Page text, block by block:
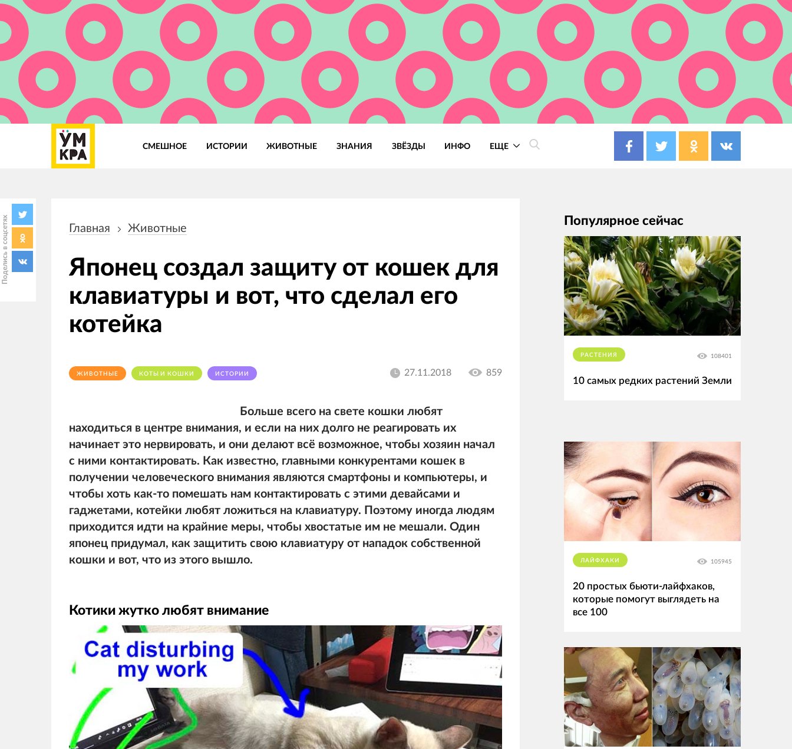
СМЕШНОЕ ИСТОРИИ ЖИВОТНЫЕ ЗНАНИЯ ЗВЁЗДЫ ИНФО ЕЩЕ
Поделись в соцсетях навигации
Главная Животные
Японец создал защиту от кошек для
клавиатуры и вот, что сделал его
котейка
ЖИВОТНЫЕ КОТЫ И КОШКИ ИСТОРИИ 27.11.2018 859
Больше всего на свете кошки любят
находиться в центре внимания, и если на них долго не реагировать их
начинает это нервировать, и они делают всё возможное, чтобы хозяин начал
с ними контактировать. Как известно, главными конкурентами кошек в
получении человеческого внимания являются смартфоны и компьютеры, и
чтобы хоть как-то помешать нам контактировать с этими девайсами и
гаджетами, котейки любят ложиться на клавиатуру. Поэтому иногда людям
приходится идти на крайние меры, чтобы хвостатые им не мешали. Один
японец придумал, как защитить свою клавиатуру от нападок собственной
кошки и вот, что из этого вышло.
Котики жутко любят внимание
Популярное сейчас
РАСТЕНИЯ 108401
10 самых редких растений Земли
ЛАЙФХАКИ 105945
20 простых бьюти-лайфхаков,
которые помогут выглядеть на
все 100